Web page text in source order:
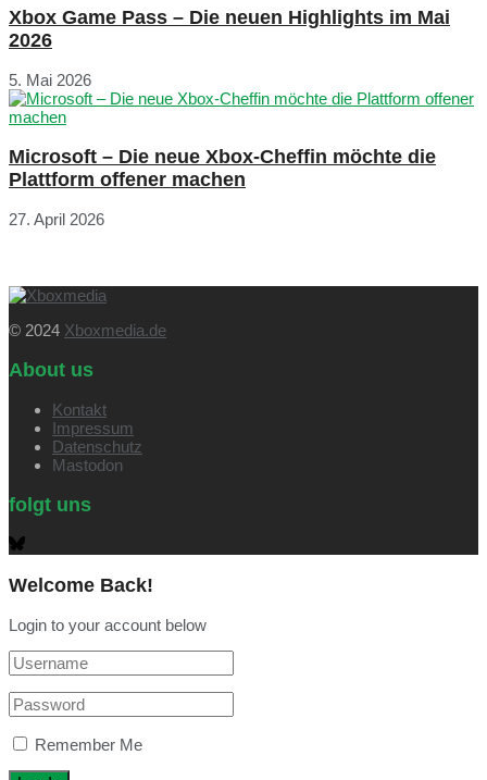
Xbox Game Pass – Die neuen Highlights im Mai
2026
5. Mai 2026
Microsoft – Die neue Xbox-Cheffin möchte die
Plattform offener machen
27. April 2026
© 2024 Xboxmedia.de
About us
Kontakt
Impressum
Datenschutz
Mastodon
folgt uns
Welcome Back!
Login to your account below
Remember Me